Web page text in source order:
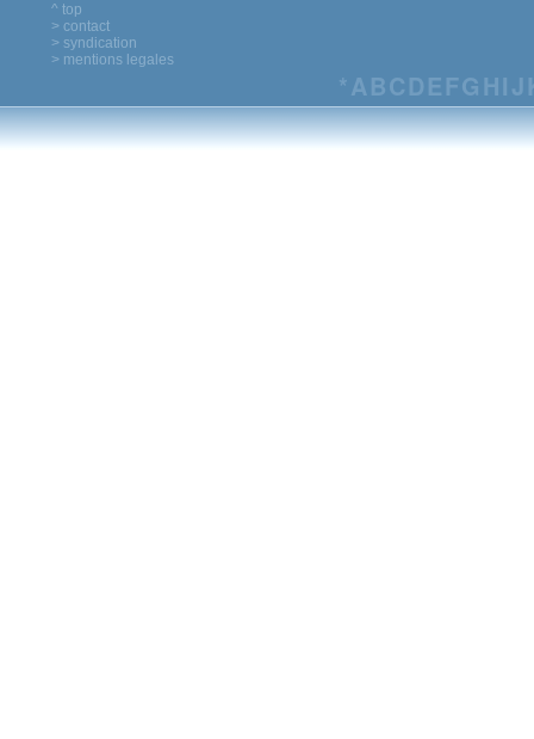
^ top
> contact
> syndication
> mentions legales
*ABCDEFG HIJ